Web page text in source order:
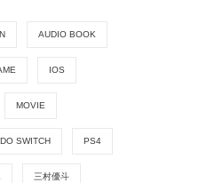
AUDIO BOOK
IOS
MOVIE
SWITCH PS4
三村優斗